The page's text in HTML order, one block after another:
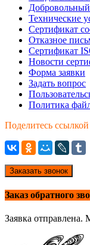
Технические
Сертификат
Отказное
Сертификат
Новости
Форма заявки
Задать вопрос
Политика
Поделитесь
Заказать звонок
Заказ обратного
Заявка